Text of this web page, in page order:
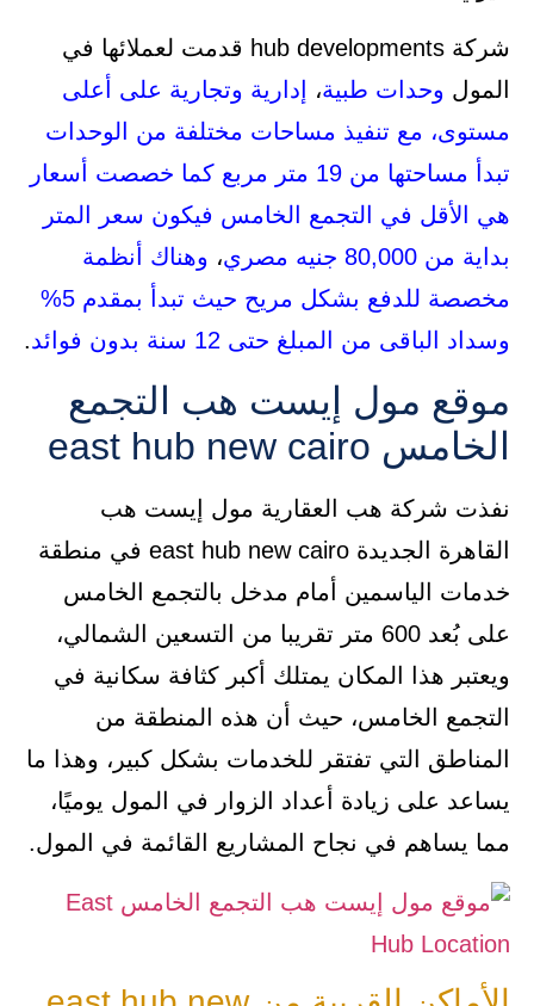
شركة hub developments قدمت لعملائها في
المول وحدات طبية، إدارية وتجارية على أعلى
مستوى، مع تنفيذ مساحات مختلفة من الوحدات
تبدأ مساحتها من 19 متر مربع
كما خصصت أسعار
هي الأقل في التجمع الخامس فيكون سعر المتر
بداية من 80,000 جنيه مصري
، وهناك أنظمة
مخصصة للدفع بشكل مريح حيث تبدأ بمقدم 5%
وسداد الباقى من المبلغ حتى 12 سنة بدون فوائد
.
موقع مول إيست هب التجمع
الخامس east hub new cairo
نفذت شركة هب العقارية مول إيست هب
القاهرة الجديدة east hub new cairo في منطقة
خدمات الياسمين أمام مدخل بالتجمع الخامس
على بُعد 600 متر تقريبا من التسعين الشمالي،
ويعتبر هذا المكان يمتلك أكبر كثافة سكانية في
التجمع الخامس، حيث أن هذه المنطقة من
المناطق التي تفتقر للخدمات بشكل كبير، وهذا ما
يساعد على زيادة أعداد الزوار في المول يوميًا،
مما يساهم في نجاح المشاريع القائمة في المول.